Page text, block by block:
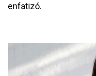
enfatizó.